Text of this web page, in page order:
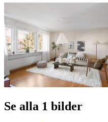
Se alla 1 bilder